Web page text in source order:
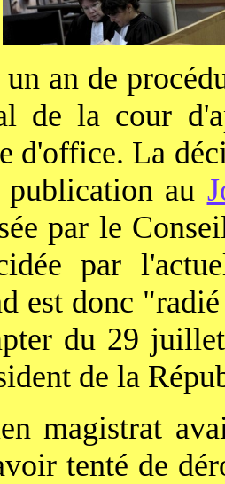
an de
de la cour
d'office. La
au
par le
par
est donc
du 29
de la
magistrat
tenté de